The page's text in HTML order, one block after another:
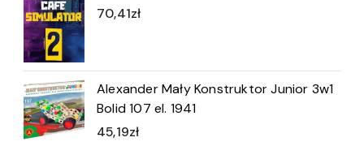
70,41zł
Alexander Mały Konstruktor Junior 3w1
Bolid 107 el. 1941
45,19zł